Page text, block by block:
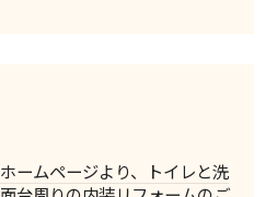
ホームページより、トイレと洗